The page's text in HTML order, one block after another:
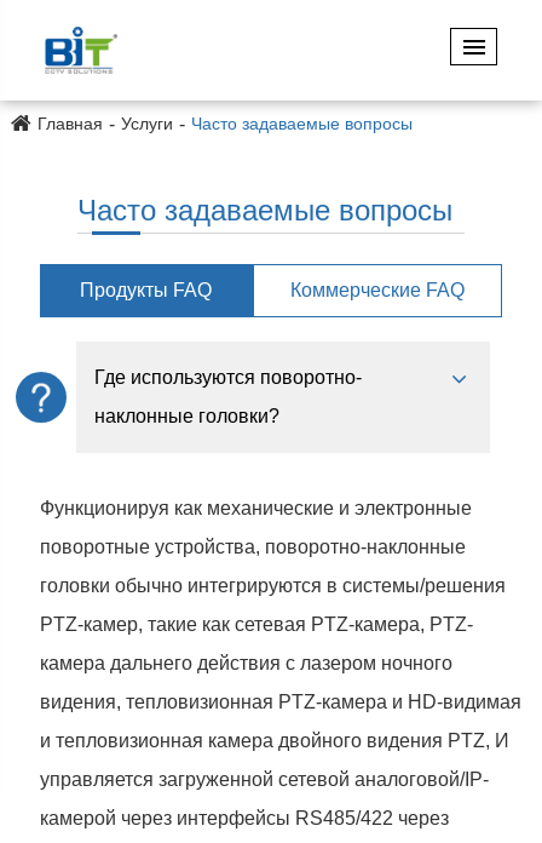
Главная Услуги Часто задаваемые вопросы
Часто задаваемые вопросы
Продукты FAQ Коммерческие FAQ
Где используются поворотно-
наклонные головки?
Функционируя как механические и электронные
поворотные устройства, поворотно-наклонные
головки обычно интегрируются в системы/решения
PTZ-камер, такие как сетевая PTZ-камера, PTZ-
камера дальнего действия с лазером ночного
видения, тепловизионная PTZ-камера и HD-видимая
и тепловизионная камера двойного видения PTZ, И
управляется загруженной сетевой аналоговой/IP-
камерой через интерфейсы RS485/422 через